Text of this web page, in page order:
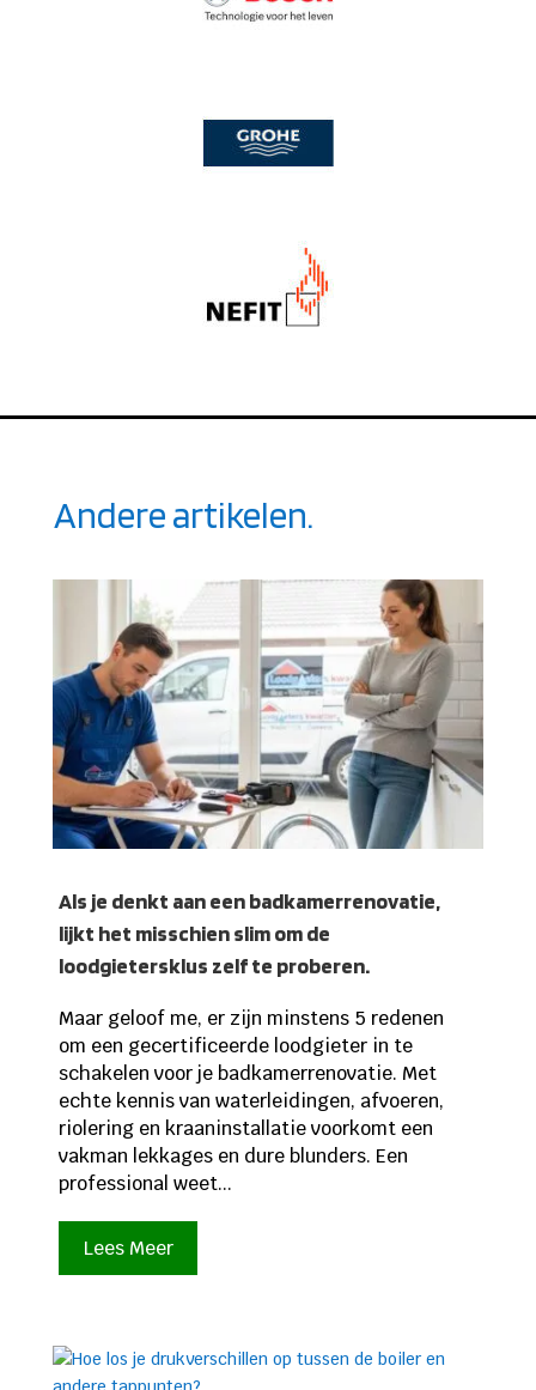
Andere artikelen.
Als je denkt aan een badkamerrenovatie,
lijkt het misschien slim om de
loodgietersklus zelf te proberen.
Maar geloof me, er zijn minstens 5 redenen
om een gecertificeerde loodgieter in te
schakelen voor je badkamerrenovatie. Met
echte kennis van waterleidingen, afvoeren,
riolering en kraaninstallatie voorkomt een
vakman lekkages en dure blunders. Een
professional weet...
Lees Meer